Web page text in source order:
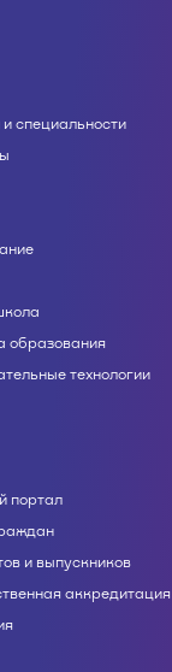
специальности
образования
технологии
портал
и выпускников
аккредитация